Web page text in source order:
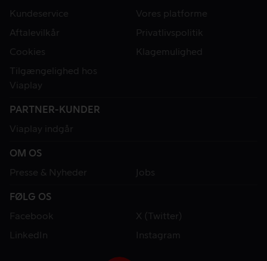
Kundeservice
Vores platforme
Aftalevilkår
Privatlivspolitik
Cookies
Klagemulighed
Tilgængelighed hos
Viaplay
PARTNER-KUNDER
Viaplay indgår
OM OS
Presse & Nyheder
Jobs
FØLG OS
Facebook
X (Twitter)
LinkedIn
Instagram